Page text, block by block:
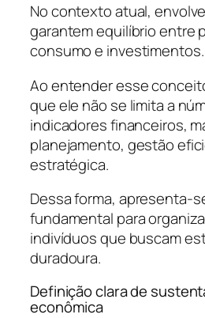
No contexto atual,
garantem equilíbrio entre
consumo e investimentos.
Ao entender esse
que ele não se limita a
indicadores financeiros,
planejamento, gestão
estratégica.
Dessa forma, apresenta-
fundamental para
indivíduos que buscam
duradoura.
Definição clara de
econômica